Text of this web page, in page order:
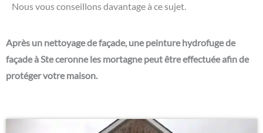
Nous vous conseillons davantage à ce sujet.
Après un nettoyage de façade, une peinture hydrofuge de
façade à Ste ceronne les mortagne peut être effectuée afin de
protéger votre maison.